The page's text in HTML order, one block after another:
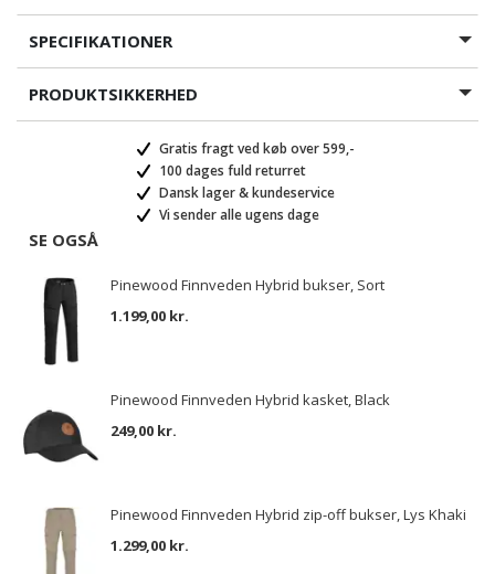
SPECIFIKATIONER
PRODUKTSIKKERHED
Gratis fragt ved køb over 599,-
100 dages fuld returret
Dansk lager & kundeservice
Vi sender alle ugens dage
SE OGSÅ
Pinewood Finnveden Hybrid bukser, Sort
1.199,00 kr.
Pinewood Finnveden Hybrid kasket, Black
249,00 kr.
Pinewood Finnveden Hybrid zip-off bukser, Lys Khaki
1.299,00 kr.